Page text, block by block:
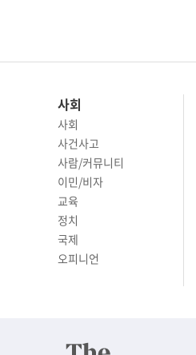
사회
사회
사건사고
사람/커뮤니티
이민/비자
교육
정치
국제
오피니언